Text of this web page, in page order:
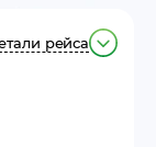
рейса